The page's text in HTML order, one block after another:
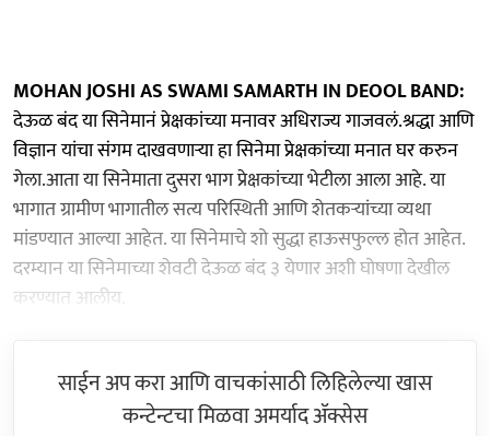
MOHAN JOSHI AS SWAMI SAMARTH IN DEOOL BAND:
देऊळ बंद या सिनेमानं प्रेक्षकांच्या मनावर अधिराज्य गाजवलं.श्रद्धा आणि
विज्ञान यांचा संगम दाखवणाऱ्या हा सिनेमा प्रेक्षकांच्या मनात घर करुन
गेला.आता या सिनेमाता दुसरा भाग प्रेक्षकांच्या भेटीला आला आहे. या
भागात ग्रामीण भागातील सत्य परिस्थिती आणि शेतकऱ्यांच्या व्यथा
मांडण्यात आल्या आहेत. या सिनेमाचे शो सुद्धा हाऊसफुल्ल होत आहेत.
दरम्यान या सिनेमाच्या शेवटी देऊळ बंद ३ येणार अशी घोषणा देखील
करण्यात आलीय.
साईन अप करा आणि वाचकांसाठी लिहिलेल्या खास
कन्टेन्टचा मिळवा अमर्याद ॲक्सेस